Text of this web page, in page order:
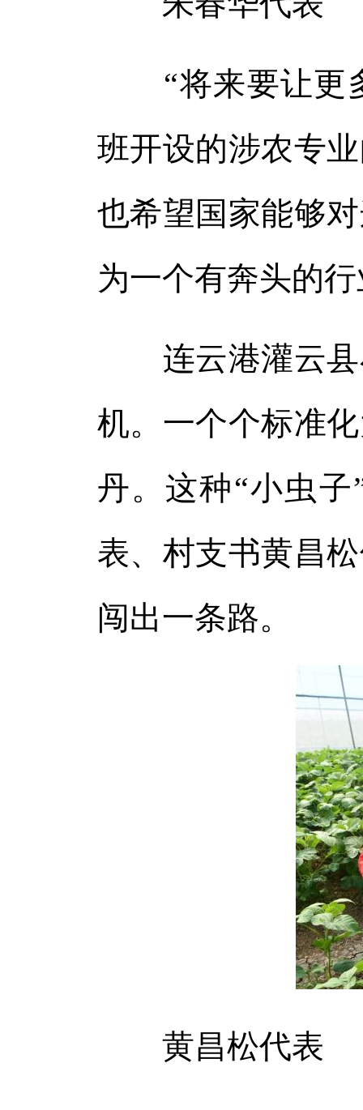
“将来要让更多
班开设的涉农专
也希望国家能够
为一个有奔头的
连云港灌云县
机。一个个标准
丹。这种“小虫
表、村支书黄昌
闯出一条路。
黄昌松代表